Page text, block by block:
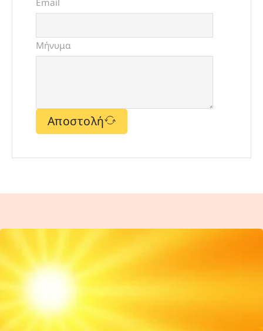
Μήνυμα
Αποστολή